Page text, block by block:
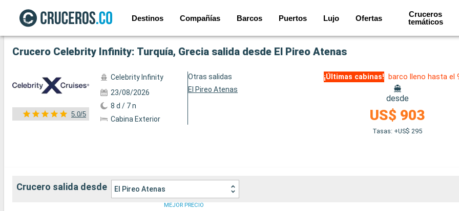
Destinos Compañías Barcos Puertos Lujo Ofertas
Cruceros
temáticos
Ver las 26 fotos siguientes
Crucero Celebrity Infinity: Turquía, Grecia salida desde El Pireo Atenas
5.0/5
Celebrity Infinity
23/08/2026
8 d / 7 n
Cabina Exterior
Otras salidas
El Pireo Atenas
¡Últimas cabinas! barco lleno hasta el
desde
US$ 903
Tasas: +US$ 295
Crucero salida desde El Pireo Atenas
MEJOR PRECIO